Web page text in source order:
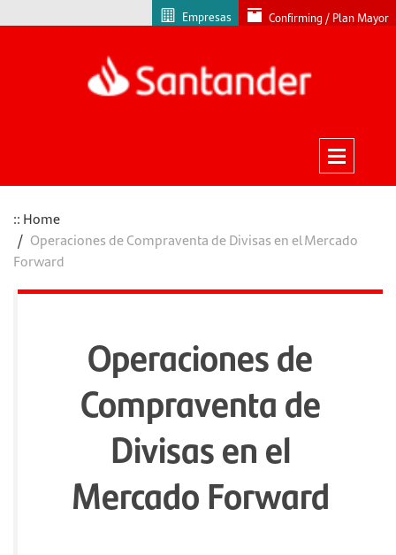
Empresas Confirming / Plan Mayor
Home
Operaciones de Compraventa de Divisas en el Mercado
Forward
Operaciones de
Compraventa de
Divisas en el
Mercado Forward